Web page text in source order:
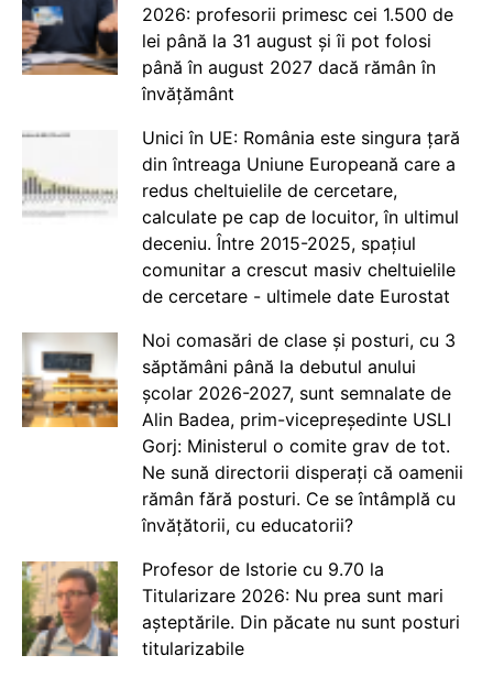
2026: profesorii primesc cei 1.500 de
lei până la 31 august și îi pot folosi
până în august 2027 dacă rămân în
învățământ
Unici în UE: România este singura țară
din întreaga Uniune Europeană care a
redus cheltuielile de cercetare,
calculate pe cap de locuitor, în ultimul
deceniu. Între 2015-2025, spațiul
comunitar a crescut masiv cheltuielile
de cercetare - ultimele date Eurostat
Noi comasări de clase și posturi, cu 3
săptămâni până la debutul anului
școlar 2026-2027, sunt semnalate de
Alin Badea, prim-vicepreședinte USLI
Gorj: Ministerul o comite grav de tot.
Ne sună directorii disperați că oamenii
rămân fără posturi. Ce se întâmplă cu
învățătorii, cu educatorii?
Profesor de Istorie cu 9.70 la
Titularizare 2026: Nu prea sunt mari
așteptările. Din păcate nu sunt posturi
titularizabile